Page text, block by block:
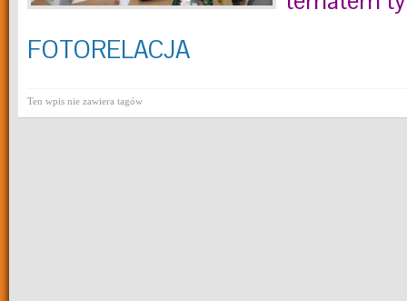
FOTORELACJA
Ten wpis nie zawiera tagów